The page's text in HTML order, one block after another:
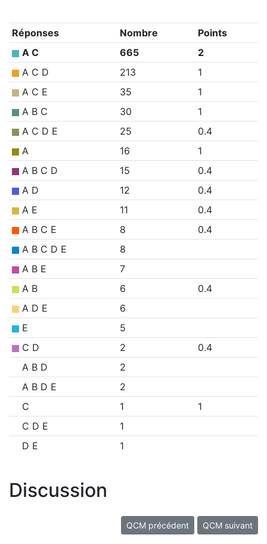
Réponses Nombre
Points
A C
665
2
A C D
213
1
A C E
35
1
A B C
30
1
A C D E
25
0.4
A
16
1
A B C D
15
0.4
A D
12
0.4
A E
11
0.4
A B C E
8
0.4
A B C D E
8
A B E
7
A B
6
0.4
A D E
6
E
5
C D
2
0.4
A B D
2
A B D E
2
C
1
1
C D E
1
D E
1
Discussion
QCM précédent QCM suivant